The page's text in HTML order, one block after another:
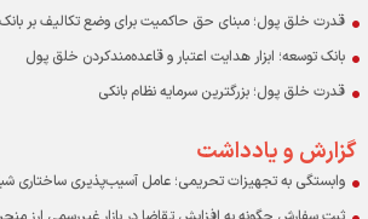
قدرت خلق پول؛ مبنای حق حاکمیت برای وضع تکالیف بر
بانک توسعه؛ ابزار هدایت اعتبار و قاعده‌مندکردن خلق پول
قدرت خلق پول؛ بزرگترین سرمایه نظام بانکی
گزارش و یادداشت
وابستگی به تجهیزات تحریمی؛ عامل آسیب‌پذیری ساختاری